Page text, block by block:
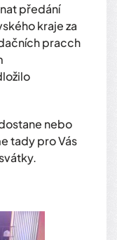
předání
kraje za
pracch
nebo
tady pro Vás